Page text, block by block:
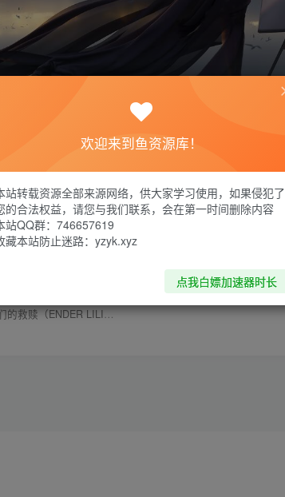
西就是奋力拼搏
）免安装中文版 附yuzu模拟器版 V1.1.5C游戏文件
欢迎来到鱼资源库！
站转载资源全部来源网络，供大家学习使用，如果侵犯了
的合法权益，请您与我们联系，会在第一时间删除内容
站QQ群：746657619
藏本站防止迷路：yzyk.xyz
点我白嫖加速器时长